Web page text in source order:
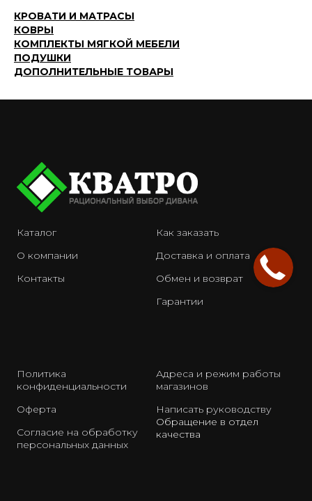
КРОВАТИ И МАТРАСЫ
КОВРЫ
КОМПЛЕКТЫ МЯГКОЙ МЕБЕЛИ
ПОДУШКИ
ДОПОЛНИТЕЛЬНЫЕ ТОВАРЫ
Каталог
О компании
Контакты
Как заказать
Доставка и оплата
Обмен и возврат
Гарантии
Политика
конфиденциальности
Оферта
Согласие на обработку
персональных данных
Адреса и режим работы
магазинов
Написать руководству
Обращение в отдел
качества